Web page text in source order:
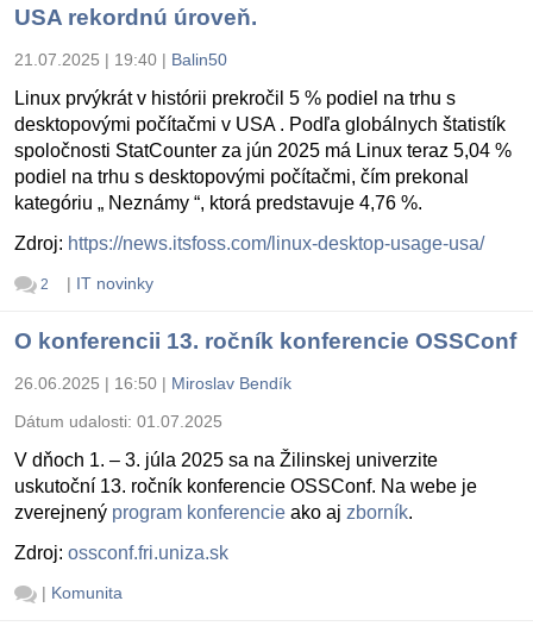
USA rekordnú úroveň.
21.07.2025 | 19:40 | Balin50
Linux prvýkrát v histórii prekročil 5 % podiel na trhu s
desktopovými počítačmi v USA . Podľa globálnych štatistík
spoločnosti StatCounter za jún 2025 má Linux teraz 5,04 %
podiel na trhu s desktopovými počítačmi, čím prekonal
kategóriu „ Neznámy “, ktorá predstavuje 4,76 %.
Zdroj: https://news.itsfoss.com/linux-desktop-usage-usa/
2 | IT novinky
O konferencii 13. ročník konferencie OSSConf
26.06.2025 | 16:50 | Miroslav Bendík
Dátum udalosti: 01.07.2025
V dňoch 1. – 3. júla 2025 sa na Žilinskej univerzite
uskutoční 13. ročník konferencie OSSConf. Na webe je
zverejnený program konferencie ako aj zborník.
Zdroj: ossconf.fri.uniza.sk
| Komunita